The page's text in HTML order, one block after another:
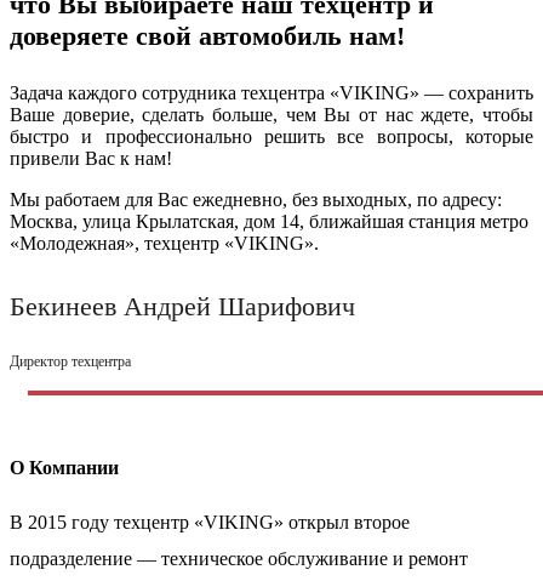
доверяете свой автомобиль нам!
Задача каждого сотрудника техцентра «VIKING» — сохранить
Ваше доверие, сделать больше, чем Вы от нас ждете, чтобы
быстро и профессионально решить все вопросы, которые
привели Вас к нам!
Мы работаем для Вас ежедневно, без выходных, по адресу:
Москва, улица Крылатская, дом 14, ближайшая станция метро
«Молодежная», техцентр «VIKING».
Бекинеев Андрей Шарифович
Директор техцентра
О Компании
В 2015 году техцентр «VIKING» открыл второе
подразделение — техническое обслуживание и ремонт